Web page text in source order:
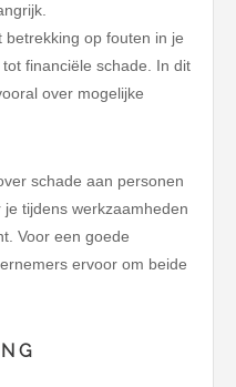
betrekking op fouten in je
financiële schade. In dit
over mogelijke
schade aan personen
tijdens werkzaamheden
Voor een goede
ervoor om beide